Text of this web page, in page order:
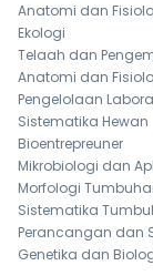
Anatomi dan
Ekologi
Telaah dan
Anatomi dan
Pengelolaan
Sistematika Hewan
Bioentrepreuner
Mikrobiologi dan
Morfologi
Sistematika
Perancangan dan
Genetika dan